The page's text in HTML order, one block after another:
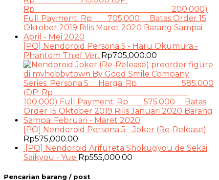
[PO] Nendoroid Persona 5 - Haru Okumura -
Phantom Thief Ver. Rp705,000.00
[PO] Nendoroid Persona 5 - Joker (Re-Release)
Rp575,000.00
[PO] Nendoroid Arifureta Shokugyou de Sekai
Saikyou - Yue Rp555,000.00
Pencarian barang / post